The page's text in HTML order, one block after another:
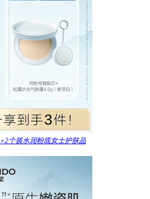
个装水润粉底女士护肤品